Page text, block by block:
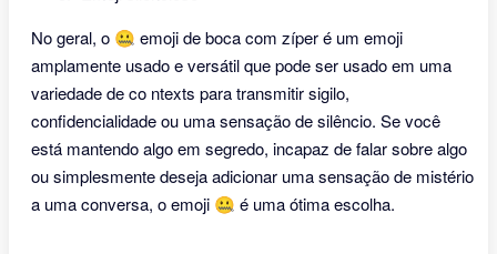
No geral, o 🤐 emoji de boca com zíper é um emoji
amplamente usado e versátil que pode ser usado em uma
variedade de co ntexts para transmitir sigilo,
confidencialidade ou uma sensação de silêncio. Se você
está mantendo algo em segredo, incapaz de falar sobre algo
ou simplesmente deseja adicionar uma sensação de mistério
a uma conversa, o emoji 🤐 é uma ótima escolha.